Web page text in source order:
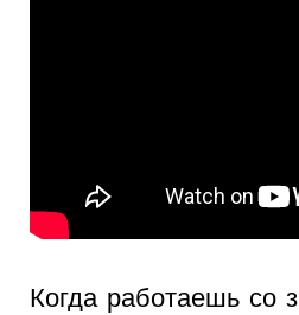
Когда работаешь со